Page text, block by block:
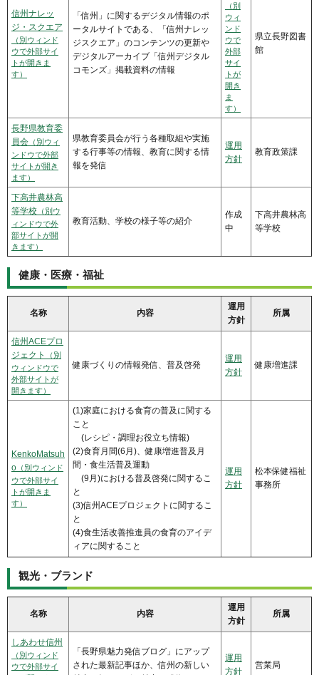
信州ナレッ
ジ・スクエア
（別ウィンド
ウで外部サイ
トが開きま
す）
「信州」に関するデジタル情報のポ
ータルサイトである、「信州ナレッ
ジスクエア」のコンテンツの更新や
デジタルアーカイブ「信州デジタル
コモンズ」掲載資料の情報
（別
ウィ
ンド
ウで
外部
サイ
トが
開き
ま
す）
県立長野図書
館
長野県教育委
員会 （別ウィ
ンドウで外部
サイトが開き
ます）
県教育委員会が行う各種取組や実施
する行事等の情報、教育に関する情
報を発信
運用
方針
教育政策課
下高井農林高
等学校 （別ウ
ィンドウで外
部サイトが開
きます）
教育活動、学校の様子等の紹介
作成
中
下高井農林高
等学校
健康・医療・福祉
名称 内容
運用
方針
所属
信州ACEプロ
ジェクト
（別
ウィンドウで
外部サイトが
開きます）
健康づくりの情報発信、普及啓発
運用
方針
健康増進課
KenkoMatsuh
o （別ウィンド
ウで外部サイ
トが開きま
す）
(1)家庭における食育の普及に関する
こと
(レシピ・調理お役立ち情報)
(2)食育月間(6月)、健康増進普及月
間・食生活普及運動
(9月)における普及啓発に関するこ
と
(3)信州ACEプロジェクトに関するこ
と
(4)食生活改善推進員の食育のアイデ
ィアに関すること
運用
方針
松本保健福祉
事務所
観光・ブランド
名称 内容
運用
方針
所属
しあわせ信州
（別ウィンド
ウで外部サイ
「長野県魅力発信ブログ」にアップ
された最新記事ほか、信州の新しい
運用
方針
営業局